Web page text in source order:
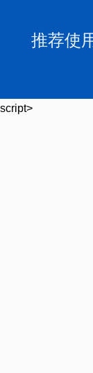
致短期无法
适期适墒播
推荐使
script>